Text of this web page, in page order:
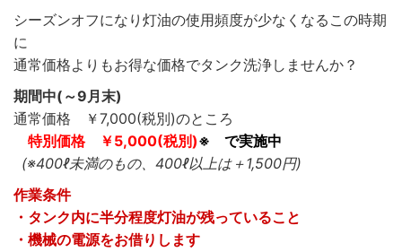
シーズンオフになり灯油の使用頻度が少なくなるこの時期
に
通常価格よりもお得な価格でタンク洗浄しませんか？
期間中(～9月末)
通常価格 ￥7,000(税別)のところ
特別価格
￥5,000(税別)※
で実施中
(※400ℓ未満のもの、400ℓ以上は＋1,500円)
作業条件
・タンク内に半分程度灯油が残っていること
・機械の電源をお借りします